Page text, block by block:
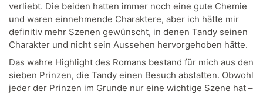
verliebt. Die beiden hatten immer noch eine gute Chemie
und waren einnehmende Charaktere, aber ich hätte mir
definitiv mehr Szenen gewünscht, in denen Tandy seinen
Charakter und nicht sein Aussehen hervorgehoben hätte.
Das wahre Highlight des Romans bestand für mich aus den
sieben Prinzen, die Tandy einen Besuch abstatten. Obwohl
jeder der Prinzen im Grunde nur eine wichtige Szene hat –